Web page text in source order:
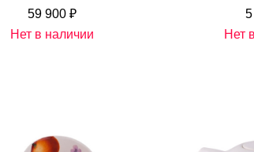
59 900 ₽
Нет в наличии
Нет